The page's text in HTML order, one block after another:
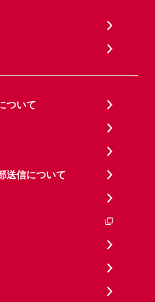
ついて
送信について